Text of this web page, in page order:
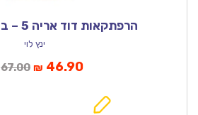
הרפתקאות דוד אריה 5 – ביערות הסהרה
ינץ לוי
67.00המחיר
₪ 46.90המחיר
הוא: